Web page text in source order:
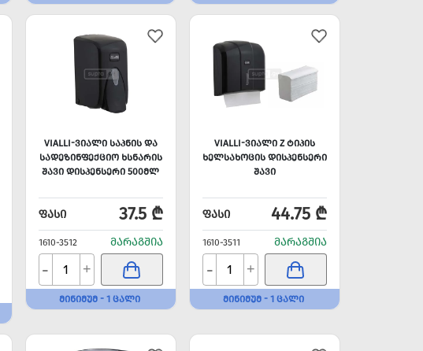
VIALLI-ᲕᲘᲐᲚᲘ ᲡᲐᲞᲜᲘᲡ ᲓᲐ
ᲡᲐᲓᲔᲖᲘᲜᲤᲔᲥᲪᲘᲝ ᲮᲡᲜᲐᲠᲘᲡ
ᲨᲐᲕᲘ ᲓᲘᲡᲞᲔᲜᲡᲔᲠᲘ 500ᲛᲚ
ᲤᲐᲡᲘ 37.5 ₾
1610-3512 ᲛᲐᲠᲐᲒᲨᲘᲐ
- +
ᲛᲘᲜᲘᲛᲣᲛ - 1 ᲪᲐᲚᲘ
VIALLI-ᲕᲘᲐᲚᲘ Z ᲢᲘᲞᲘᲡ
ᲮᲔᲚᲡᲐᲮᲝᲪᲘᲡ ᲓᲘᲡᲞᲔᲜᲡᲔᲠᲘ
ᲨᲐᲕᲘ
ᲤᲐᲡᲘ 44.75 ₾
1610-3511 ᲛᲐᲠᲐᲒᲨᲘᲐ
- +
ᲛᲘᲜᲘᲛᲣᲛ - 1 ᲪᲐᲚᲘ